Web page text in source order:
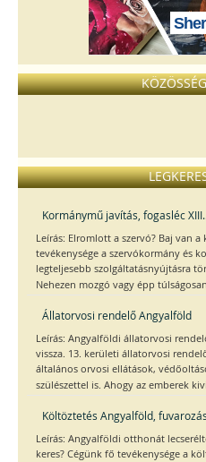
Kormánymű javítás, fogasléc
Leírás: Elromlott a szervó? Baj van
tevékenysége a szervókormány és
legteljesebb szolgáltatásnyújtásra
Nehezen mozgó vagy épp
Állatorvosi rendelő Angyalföld
Leírás: Angyalföldi állatorvosi
vissza. 13. kerületi állatorvosi
általános orvosi ellátások,
szülészettel is. Ahogy az emberek
Költöztetés Angyalföld,
Leírás: Angyalföldi otthonát
keres? Cégünk fő tevékenysége a